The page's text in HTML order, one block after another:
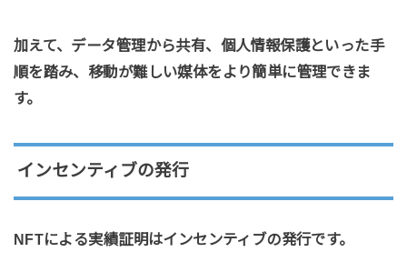
加えて、データ管理から共有、個人情報保護といった手
順を踏み、移動が難しい媒体をより簡単に管理できま
す。
インセンティブの発行
NFTによる実績証明はインセンティブの発行です。